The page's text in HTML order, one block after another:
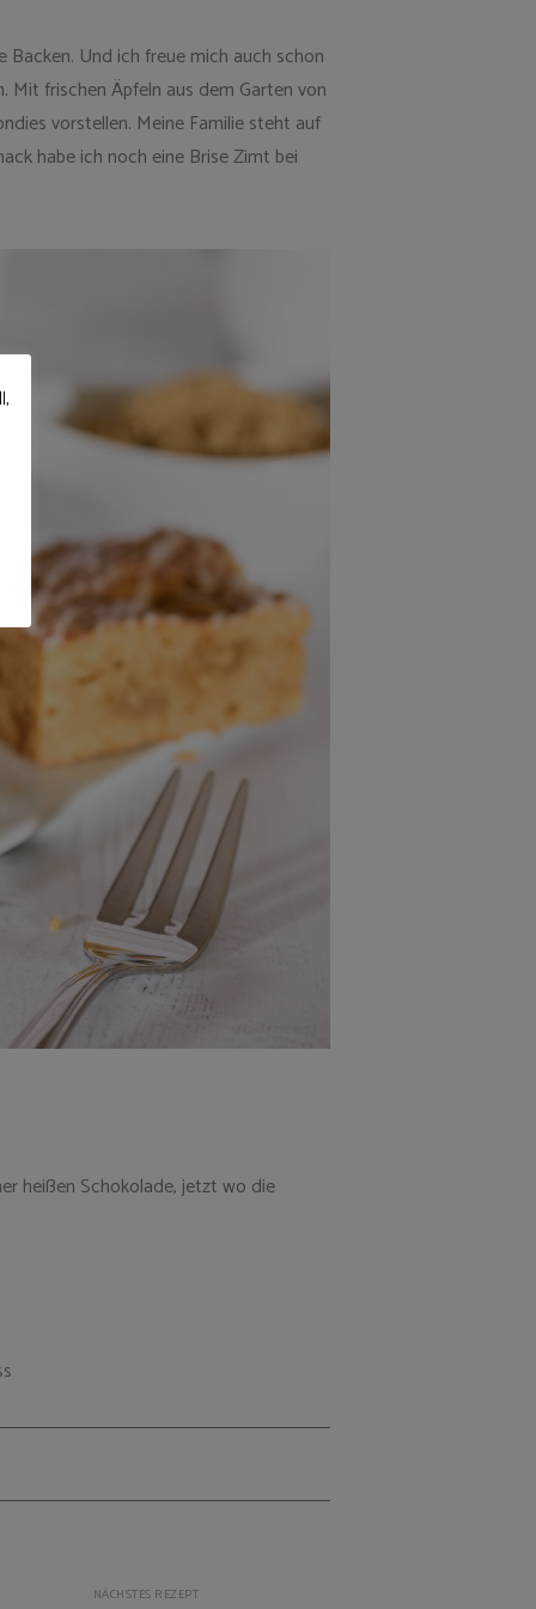
Und ich freue mich auch schon
frischen Äpfeln aus dem Garten von
vorstellen. Meine Familie steht auf
habe ich noch eine Brise Zimt bei
heißen Schokolade, jetzt wo die
NÄCHSTES REZEPT